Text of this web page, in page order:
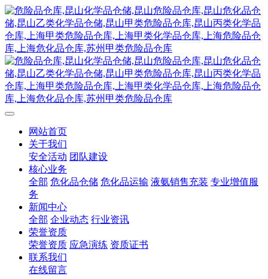
网站首页
关于我们
安全活动 团队建设
核心业务
全部 危化品仓储 危化品运输 液氨销售充装 专业增值服
务
新闻中心
全部 企业动态 行业资讯
荣誉资质
荣誉资质 应急演练 资质证书
联系我们
在线留言